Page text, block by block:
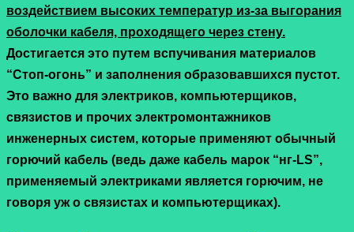
воздействием высоких температур из-за выгорания
оболочки кабеля, проходящего через стену.
Достигается это путем вспучивания материалов
“Стоп-огонь” и заполнения образовавшихся пустот.
Это важно для электриков, компьютерщиков,
связистов и прочих электромонтажников
инженерных систем, которые применяют обычный
горючий кабель (ведь даже кабель марок “нг-LS”,
применяемый электриками является горючим, не
говоря уж о связистах и компьютерщиках).